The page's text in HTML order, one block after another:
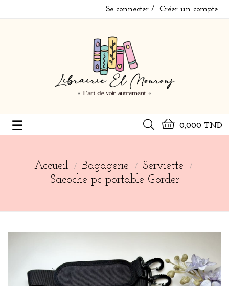
Se connecter Créer un compte
0,000 TND
Basculer
☰
Accueil Bagagerie
Serviette
Sacoche pc portable Gorder